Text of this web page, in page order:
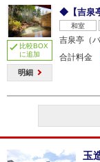
比較BOX
に追加
明細
◆【吉泉
和室
吉泉亭（
合計料金
玉